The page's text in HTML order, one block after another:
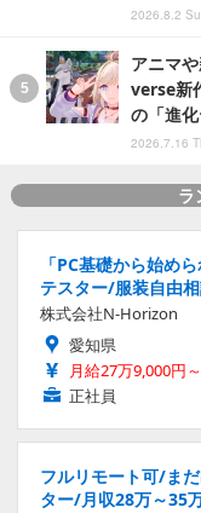
2026.8.2
アニマ
verse新
の「進
2026.7.16
ラ
「PC基礎から始め
テスター/服装自由
株式会社N-Horizon
愛知県
月給27万9,000円
正社員
フルリモート可/ま
ター/月収28万～35